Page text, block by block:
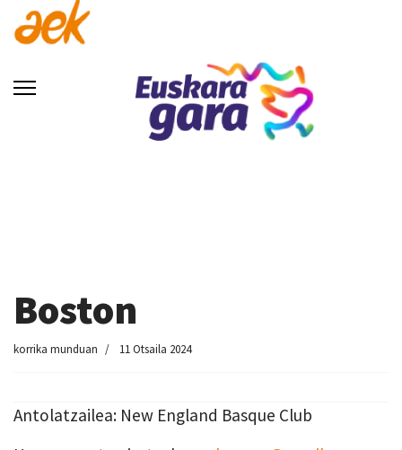
Boston
korrika munduan 11 Otsaila 2024
Antolatzailea: New England Basque Club